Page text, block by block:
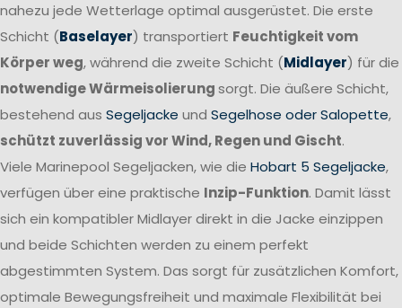
nahezu jede Wetterlage optimal ausgerüstet. Die erste
Schicht (Baselayer) transportiert Feuchtigkeit vom
Körper weg, während die zweite Schicht (Midlayer) für die
notwendige Wärmeisolierungsorgt. Die äußere Schicht,
bestehend aus Segeljacke und Segelhose oder Salopette,
schützt zuverlässig vor Wind, Regen und Gischt.
Viele Marinepool Segeljacken, wie die Hobart 5 Segeljacke,
verfügen über eine praktische Inzip-Funktion. Damit lässt
sich ein kompatibler Midlayer direkt in die Jacke einzippen
und beide Schichten werden zu einem perfekt
abgestimmten System. Das sorgt für zusätzlichen Komfort,
optimale Bewegungsfreiheit und maximale Flexibilität bei